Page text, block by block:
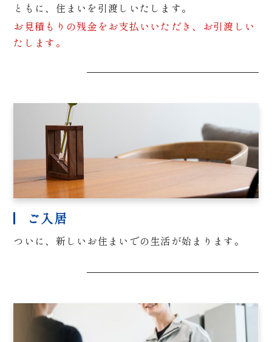
ともに、住まいを引渡しいたします。
お見積もりの残金をお支払いいただき、お引渡しい
たします。
ご入居
ついに、新しいお住まいでの生活が始まります。